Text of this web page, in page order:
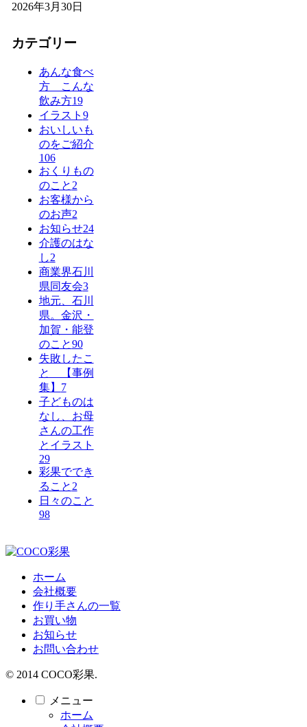
2026年3月30日
カテゴリー
あんな食べ
方 こんな
飲み方19
イラスト 9
おいしいも
のをご紹介
106
おくりもの
のこと 2
お客様から
のお声2
お知らせ24
介護のはな
し2
商業界石川
県同友会3
地元、石川
県。金沢・
加賀・能登
のこと90
失敗したこ
と 【事例
集】 7
子どものは
なし、お母
さんの工作
とイラスト
29
彩果ででき
ること 2
日々のこと
98
ホーム
会社概要
作り手さんの一覧
お買い物
お知らせ
お問い合わせ
© 2014 COCO彩果.
メニュー
ホーム